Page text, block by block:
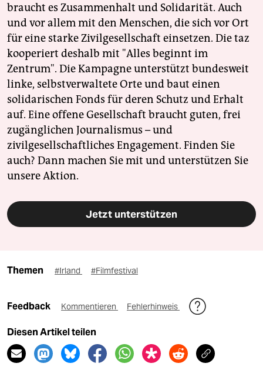
braucht es Zusammenhalt und Solidarität. Auch
und vor allem mit den Menschen, die sich vor Ort
für eine starke Zivilgesellschaft einsetzen. Die taz
kooperiert deshalb mit "Alles beginnt im
Zentrum". Die Kampagne unterstützt bundesweit
linke, selbstverwaltete Orte und baut einen
solidarischen Fonds für deren Schutz und Erhalt
auf. Eine offene Gesellschaft braucht guten, frei
zugänglichen Journalismus – und
zivilgesellschaftliches Engagement. Finden Sie
auch? Dann machen Sie mit und unterstützen Sie
unsere Aktion.
Jetzt unterstützen
Themen #Irland #Filmfestival
Feedback Kommentieren Fehlerhinweis
Diesen Artikel teilen